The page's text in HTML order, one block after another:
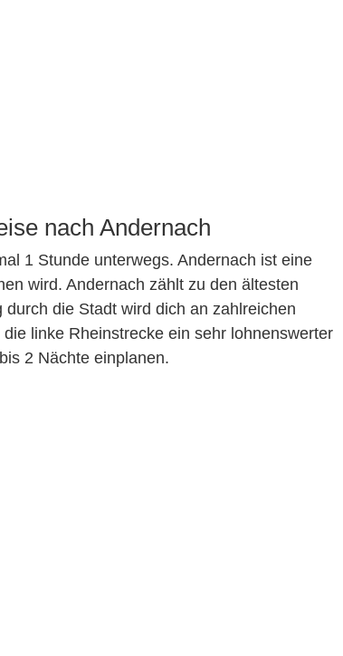
nach Andernach
1 Stunde unterwegs. Andernach ist eine
wird. Andernach zählt zu den ältesten
die Stadt wird dich an zahlreichen
linke Rheinstrecke ein sehr lohnenswerter
2 Nächte einplanen.